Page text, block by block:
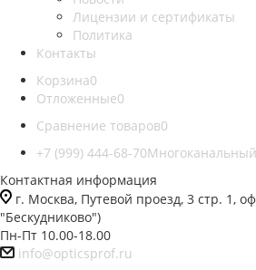
Лицензии и сертификаты
Политика
Контакты
Корзина0
Отложенные0
Сравнение товаров0
+7 (999) 444-68-70Многоканальный
Контактная информация
г. Москва, Путевой проезд, 3 стр. 1,
"Бескудниково")
Пн-Пт 10.00-18.00
info@opticsprof.ru